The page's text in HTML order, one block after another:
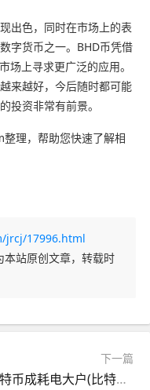
出色，同时在市场上的表
字货币之一。BHD币凭借
场上寻求更广泛的应用。
来越好，今后随时都可能
投资非常有前景。
理，帮助您快速了解相
jrcj/17996.html
本站原创文章，转载时
下一篇
比特币成耗电大户(比特币多费电)